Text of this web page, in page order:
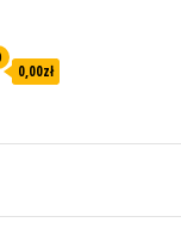
0,00zł